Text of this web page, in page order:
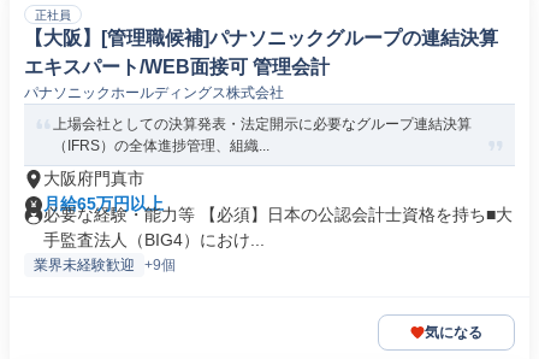
正社員
【大阪】[管理職候補]パナソニックグループの連結決算
エキスパート/WEB面接可 管理会計
パナソニックホールディングス株式会社
上場会社としての決算発表・法定開示に必要なグループ連結決算
（IFRS）の全体進捗管理、組織...
大阪府門真市
月給65万円以上
必要な経験・能力等 【必須】日本の公認会計士資格を持ち■大
手監査法人（BIG4）におけ...
業界未経験歓迎 +9個
気になる